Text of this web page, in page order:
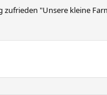
"Unsere kleine